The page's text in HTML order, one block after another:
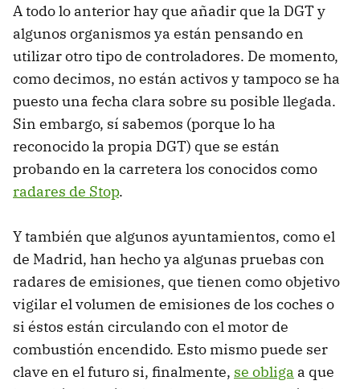
A todo lo anterior hay que añadir que la DGT y
algunos organismos ya están pensando en
utilizar otro tipo de controladores. De momento,
como decimos, no están activos y tampoco se ha
puesto una fecha clara sobre su posible llegada.
Sin embargo, sí sabemos (porque lo ha
reconocido la propia DGT) que se están
probando en la carretera los conocidos como
radares de Stop.
Y también que algunos ayuntamientos, como el
de Madrid, han hecho ya algunas pruebas con
radares de emisiones, que tienen como objetivo
vigilar el volumen de emisiones de los coches o
si éstos están circulando con el motor de
combustión encendido. Esto mismo puede ser
clave en el futuro si, finalmente, se obliga a que